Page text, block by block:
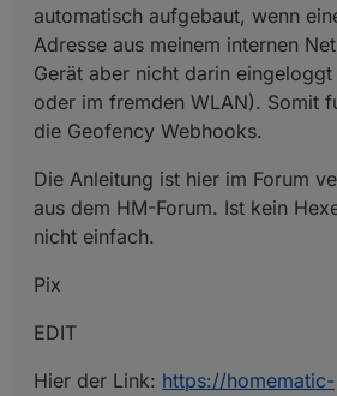
automatisch aufgebaut, wenn
Adresse aus meinem internen
Gerät aber nicht darin
oder im fremden WLAN). Somit
die Geofency Webhooks.
Die Anleitung ist hier im Forum
aus dem HM-Forum. Ist kein
nicht einfach.
Pix
EDIT
Hier der Link: https://homematic-